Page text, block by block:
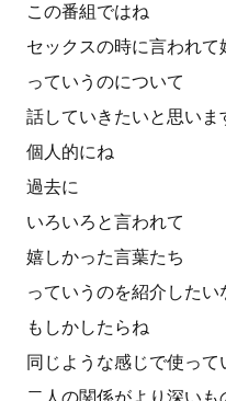
この番組ではね
セックスの時に言われて
っていうのについて
話していきたいと思いま
個人的にね
過去に
いろいろと言われて
嬉しかった言葉たち
っていうのを紹介した
もしかしたらね
同じような感じで使って